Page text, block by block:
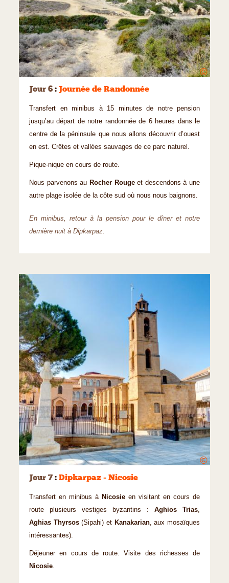
©
Jour 6 : Journée de Randonnée
Transfert en minibus à 15 minutes de notre pension
jusqu’au départ de notre randonnée de 6 heures dans le
centre de la péninsule que nous allons découvrir d’ouest
en est. Crêtes et vallées sauvages de ce parc naturel.
Pique-nique en cours de route.
Nous parvenons au Rocher Rougeet descendons à une
autre plage isolée de la côte sud où nous nous baignons.
En minibus, retour à la pension pour le dîner et notre
dernière nuit à Dipkarpaz.
©
Jour 7 : Dipkarpaz - Nicosie
Transfert en minibus à Nicosie en visitant en cours de
route plusieurs vestiges byzantins : Aghios Trias,
Aghias Thyrsos(Sipahi) et Kanakarian, aux mosaïques
intéressantes).
Déjeuner en cours de route. Visite des richesses de
Nicosie.